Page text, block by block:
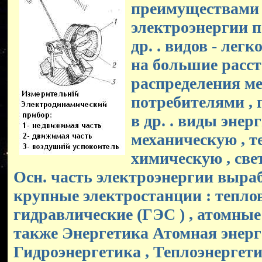
преимуществами
электроэнергии
др. . видов -
на большие
распределения
потребителями ,
в др. . виды
механическую ,
химическую ,
Осн. часть электроэнергии
крупные электростанции :
гидравлические (ГЭС ) ,
также Энергетика Атомная
Гидроэнергетика ,